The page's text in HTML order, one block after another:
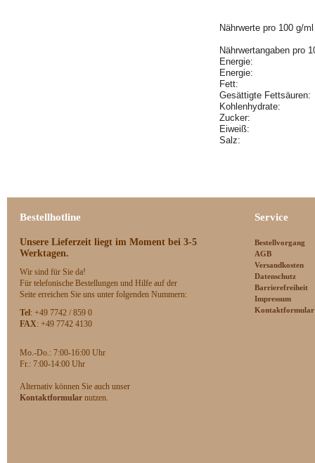
Nährwerte pro 100 g/ml
Nährwertangaben pro
Energie:
Energie:
Fett:
Gesättigte
Kohlenhydrate:
Zucker:
Eiweiß:
Salz:
Bestellhotline
Unsere Lieferzeit liegt im Moment bei 3-5
Werktagen.
Wir sind für Sie da!
Für telefonische Bestellungen und Hilfe auf der
Seite erreichen Sie uns unter folgenden Nummern:
Tel: +49 7742 / 859 0
FAX: +49 7742 4130
Mo.-Do.: 7:00-16:00 Uhr
Fr.: 7:00-14:00 Uhr
Alternativ können Sie auch unser
Kontaktformular nutzen.
Service
Bestellvorgang
AGB
Versandkosten
Datenschutz
Barrierefreiheit
Impressum
Kontaktformular